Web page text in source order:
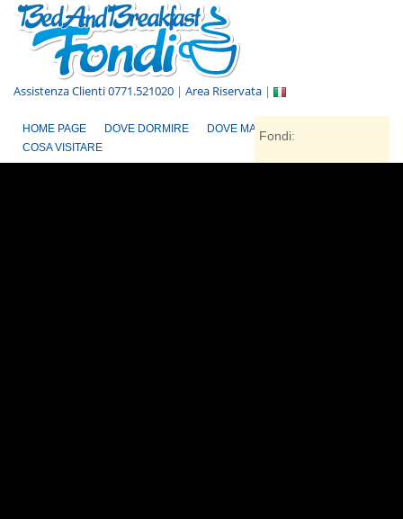
Assistenza Clienti 0771.521020 | Area Riservata |
HOME PAGE DOVE DORMIRE
DOVE MANGIARE
COSA VISITARE
Fondi: